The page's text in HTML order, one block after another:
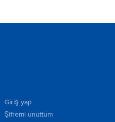
Giriş yap
Şifremi unuttum